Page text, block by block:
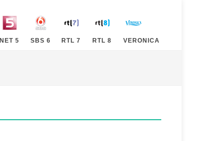
NET 5 SBS 6 RTL 7 RTL 8 VERONICA